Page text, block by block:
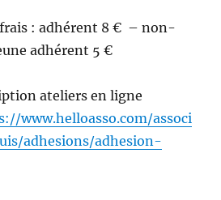
: adhérent 8 € – non-
adhérent 5 €
ateliers en ligne
www.helloasso.com/associ
adhesions/adhesion-